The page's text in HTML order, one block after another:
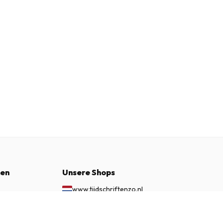
Unsere Shops
www.tijdschriftenzo.nl